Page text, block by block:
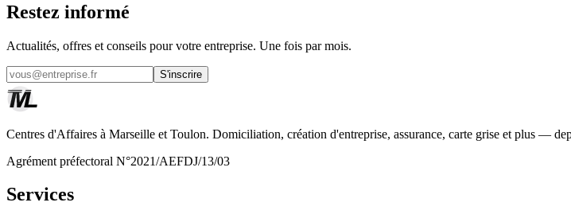
Restez informé
Actualités, offres et conseils pour votre entreprise. Une fois par mois.
S'inscrire
Centres d'Affaires à Marseille et Toulon. Domiciliation, création d'entreprise, assurance, carte grise et plus —
Agrément préfectoral N°2021/AEFDJ/13/03
Services